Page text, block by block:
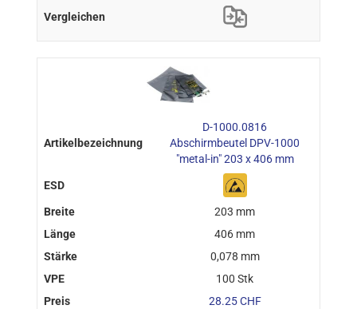
D-1000.0816
Abschirmbeutel DPV-1000
"metal-in" 203 x 406 mm
203 mm
406 mm
0,078 mm
100 Stk
28.25 CHF